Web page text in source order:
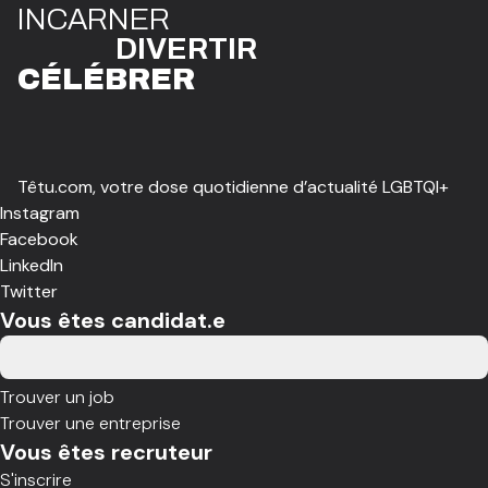
INCARNER
DIVERTIR
CÉLÉBRER
Têtu.com, votre dose quotidienne d’actualité LGBTQI+
Instagram
Facebook
LinkedIn
Twitter
Vous êtes candidat.e
Trouver un job
Trouver une entreprise
Vous êtes recruteur
S'inscrire